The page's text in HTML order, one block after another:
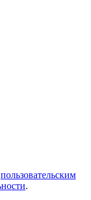
пользовательским
.